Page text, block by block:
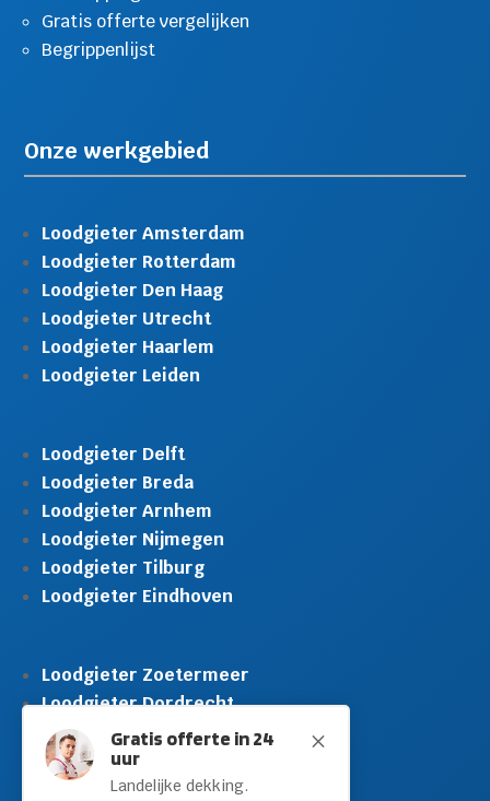
M
Gratis offerte in 24
uur
Landelijke dekking.
Gratis offerte vergelijken
Begrippenlijst
Onze werkgebied
Loodgieter Amsterdam
Loodgieter Rotterdam
Loodgieter Den Haag
Loodgieter Utrecht
Loodgieter Haarlem
Loodgieter Leiden
Loodgieter Delft
Loodgieter Breda
Loodgieter Arnhem
Loodgieter Nijmegen
Loodgieter Tilburg
Loodgieter Eindhoven
Loodgieter Zoetermeer
Loodgieter Dordrecht
Loodgieter Rijswijk
Loodgieter Schiedam
Loodgieter Leidschendam